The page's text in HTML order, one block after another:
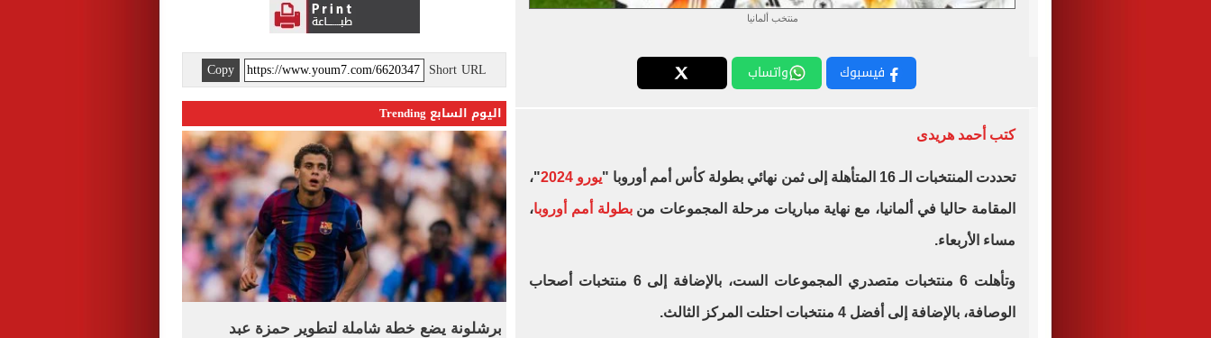
منتخب ألمانيا
فيسبوك واتساب
كتب أحمد هريدى
تحددت المنتخبات الـ 16 المتأهلة إلى ثمن نهائي بطولة كأس أمم أوروبا " يورو 2024 "،
المقامة حاليا في ألمانيا، مع نهاية مباريات مرحلة المجموعات منبطولة أمم أوروبا،
مساء الأربعاء.
وتأهلت 6 منتخبات متصدري المجموعات الست، بالإضافة إلى 6 منتخبات أصحاب
الوصافة، بالإضافة إلى أفضل 4 منتخبات احتلت المركز الثالث.
Short URL
Copy
اليوم السابع Trending
برشلونة يضع خطة شاملة لتطوير حمزة عبد